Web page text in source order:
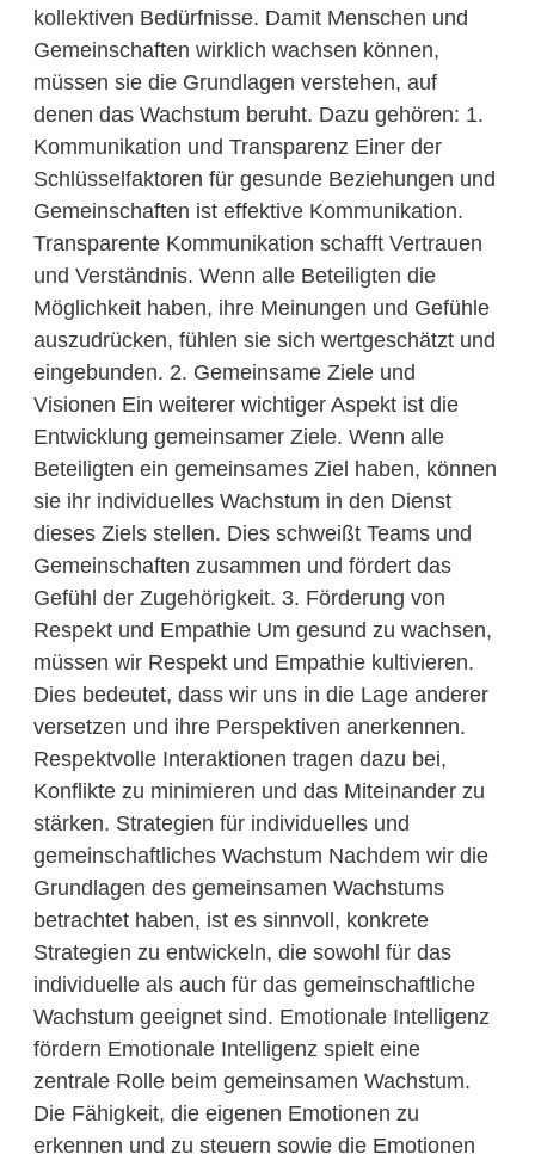
kollektiven Bedürfnisse. Damit Menschen und
Gemeinschaften wirklich wachsen können,
müssen sie die Grundlagen verstehen, auf
denen das Wachstum beruht. Dazu gehören: 1.
Kommunikation und Transparenz Einer der
Schlüsselfaktoren für gesunde Beziehungen und
Gemeinschaften ist effektive Kommunikation.
Transparente Kommunikation schafft Vertrauen
und Verständnis. Wenn alle Beteiligten die
Möglichkeit haben, ihre Meinungen und Gefühle
auszudrücken, fühlen sie sich wertgeschätzt und
eingebunden. 2. Gemeinsame Ziele und
Visionen Ein weiterer wichtiger Aspekt ist die
Entwicklung gemeinsamer Ziele. Wenn alle
Beteiligten ein gemeinsames Ziel haben, können
sie ihr individuelles Wachstum in den Dienst
dieses Ziels stellen. Dies schweißt Teams und
Gemeinschaften zusammen und fördert das
Gefühl der Zugehörigkeit. 3. Förderung von
Respekt und Empathie Um gesund zu wachsen,
müssen wir Respekt und Empathie kultivieren.
Dies bedeutet, dass wir uns in die Lage anderer
versetzen und ihre Perspektiven anerkennen.
Respektvolle Interaktionen tragen dazu bei,
Konflikte zu minimieren und das Miteinander zu
stärken. Strategien für individuelles und
gemeinschaftliches Wachstum Nachdem wir die
Grundlagen des gemeinsamen Wachstums
betrachtet haben, ist es sinnvoll, konkrete
Strategien zu entwickeln, die sowohl für das
individuelle als auch für das gemeinschaftliche
Wachstum geeignet sind. Emotionale Intelligenz
fördern Emotionale Intelligenz spielt eine
zentrale Rolle beim gemeinsamen Wachstum.
Die Fähigkeit, die eigenen Emotionen zu
erkennen und zu steuern sowie die Emotionen